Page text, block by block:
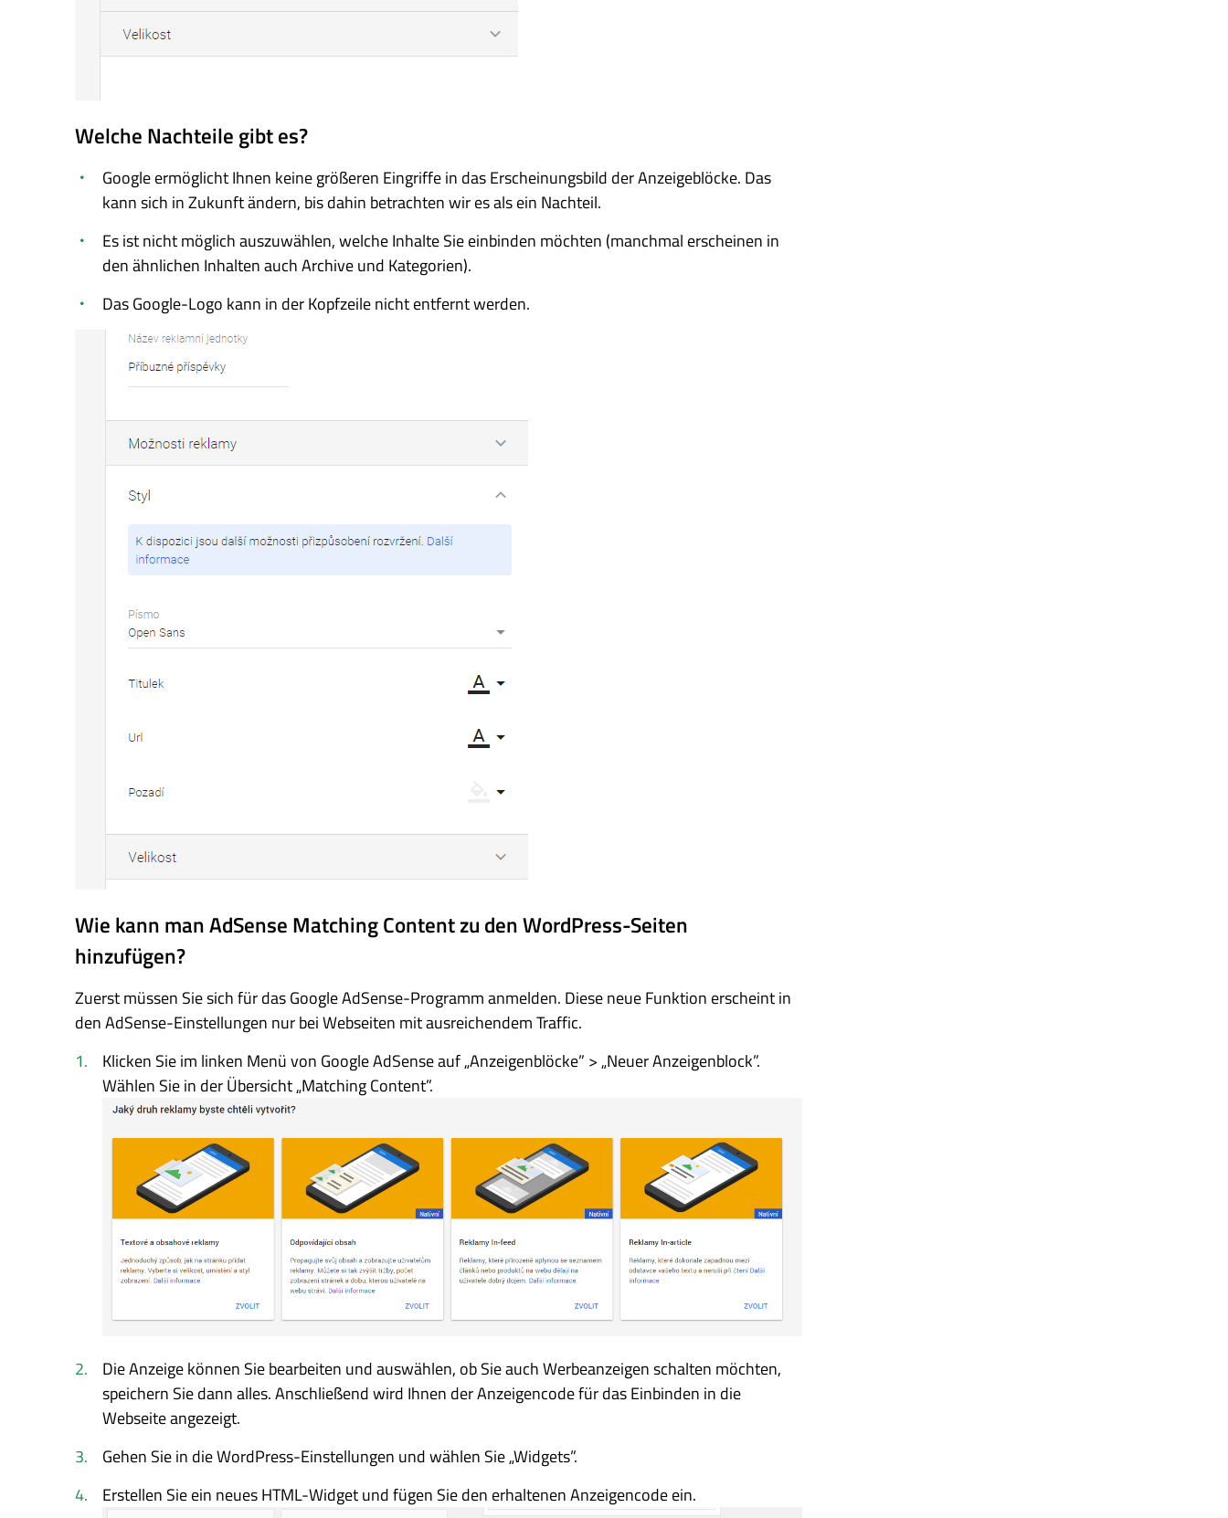
Welche Nachteile gibt es?
Google ermöglicht Ihnen keine größeren Eingriffe in das Erscheinungsbild der Anzeigeblöcke. Das
kann sich in Zukunft ändern, bis dahin betrachten wir es als ein Nachteil.
Es ist nicht möglich auszuwählen, welche Inhalte Sie einbinden möchten (manchmal erscheinen in
den ähnlichen Inhalten auch Archive und Kategorien).
Das Google-Logo kann in der Kopfzeile nicht entfernt werden.
Wie kann man AdSense Matching Content zu den WordPress-Seiten
hinzufügen?
Zuerst müssen Sie sich für das Google AdSense-Programm anmelden. Diese neue Funktion erscheint in
den AdSense-Einstellungen nur bei Webseiten mit ausreichendem Traffic.
Klicken Sie im linken Menü von Google AdSense auf „Anzeigenblöcke” > „Neuer Anzeigenblock”.
Wählen Sie in der Übersicht „Matching Content”.
Die Anzeige können Sie bearbeiten und auswählen, ob Sie auch Werbeanzeigen schalten möchten,
speichern Sie dann alles. Anschließend wird Ihnen der Anzeigencode für das Einbinden in die
Webseite angezeigt.
Gehen Sie in die WordPress-Einstellungen und wählen Sie „Widgets”.
Erstellen Sie ein neues HTML-Widget und fügen Sie den erhaltenen Anzeigencode ein.